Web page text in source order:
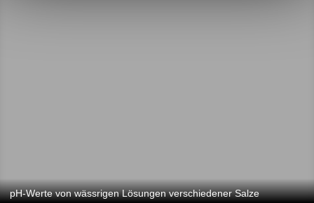
pH-Werte von wässrigen Lösungen verschiedener Salze